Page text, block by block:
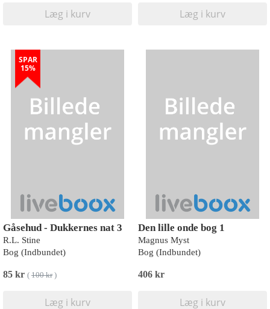
Læg i kurv Læg i kurv
SPAR
15%
Gåsehud - Dukkernes nat 3
R.L. Stine
Bog (Indbundet)
85 kr ( 100 kr)
Læg i kurv
Den lille onde bog 1
Magnus Myst
Bog (Indbundet)
406 kr
Læg i kurv